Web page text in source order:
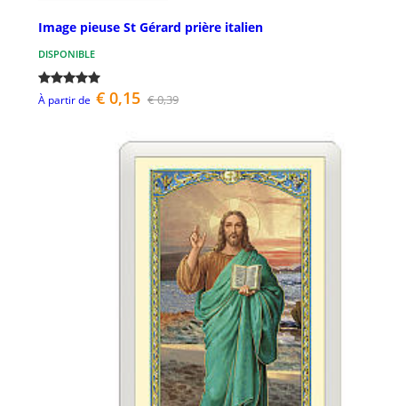
Image pieuse St Gérard prière italien
DISPONIBLE
À partir de € 0,15 € 0,39